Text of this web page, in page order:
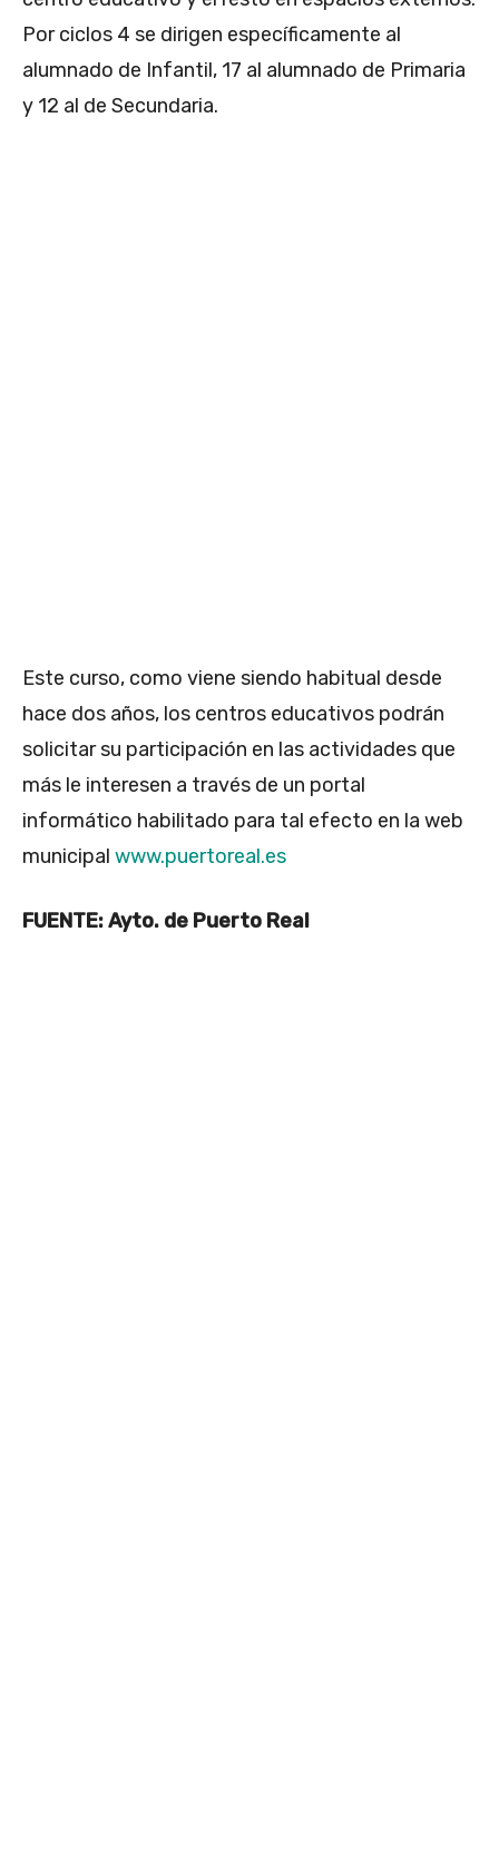
Por ciclos 4 se dirigen específicamente al
alumnado de Infantil, 17 al alumnado de Primaria
y 12 al de Secundaria.
Este curso, como viene siendo habitual desde
hace dos años, los centros educativos podrán
solicitar su participación en las actividades que
más le interesen a través de un portal
informático habilitado para tal efecto en la web
municipal www.puertoreal.es
FUENTE: Ayto. de Puerto Real